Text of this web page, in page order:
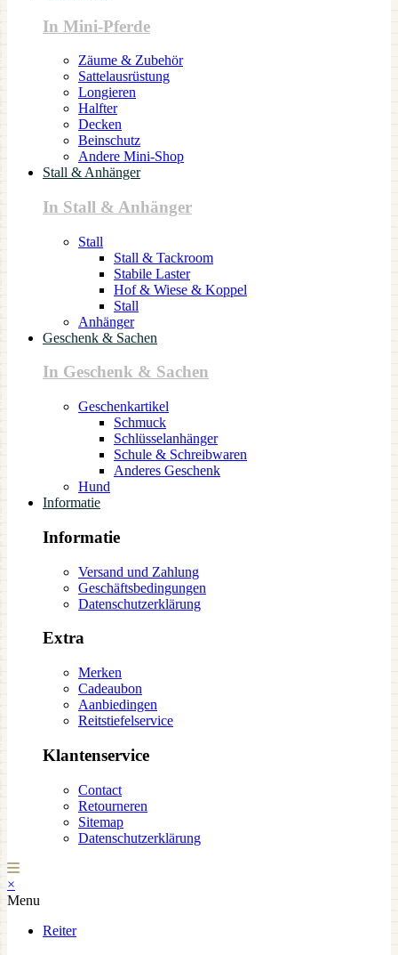
In Mini-Pferde
Zäume & Zubehör
Sattelausrüstung
Longieren
Halfter
Decken
Beinschutz
Andere Mini-Shop
Stall & Anhänger
In Stall & Anhänger
Stall
Stall & Tackroom
Stabile Laster
Hof & Wiese & Koppel
Stall
Anhänger
Geschenk & Sachen
In Geschenk & Sachen
Geschenkartikel
Schmuck
Schlüsselanhänger
Schule & Schreibwaren
Anderes Geschenk
Hund
Informatie
Informatie
Versand und Zahlung
Geschäftsbedingungen
Datenschutzerklärung
Extra
Merken
Cadeaubon
Aanbiedingen
Reitstiefelservice
Klantenservice
Contact
Retourneren
Sitemap
Datenschutzerklärung
×
Menu
Reiter